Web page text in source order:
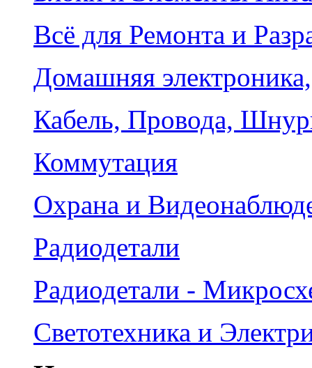
Всё для Ремонта и
Домашняя
Кабель, Провода,
Коммутация
Охрана и
Радиодетали
Радиодетали -
Светотехника и